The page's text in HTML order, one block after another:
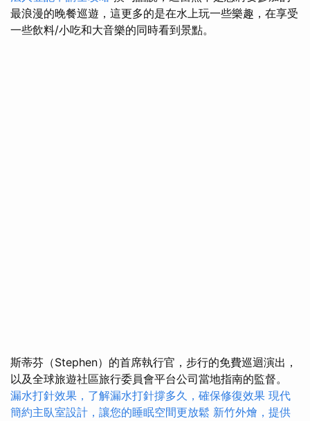
最浪漫的晚餐巡遊，這更多的是在水上玩一些樂趣，在享受
一些飲料/小吃和大音樂的同時看到景點。
斯蒂芬（Stephen）的首席執行官，步行的免費巡迴演出，
以及全球旅遊社區旅行委員會平台公司當地指南的監督。
漏水打針效果，了解漏水打針撐多久，確保修復效果 現代
簡約主臥室設計，讓您的睡眠空間更放鬆 新竹外燴，提供